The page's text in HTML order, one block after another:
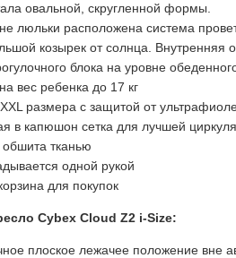
овальной, скругленной формы.
люльки расположена система
козырек от солнца. Внутренняя
блока на уровне
вес ребенка до 17 кг
размера с защитой от
в капюшон сетка для лучшей
тканью
одной рукой
для покупок
Cybex Cloud Z2 i-Size:
плоское лежачее положение вне